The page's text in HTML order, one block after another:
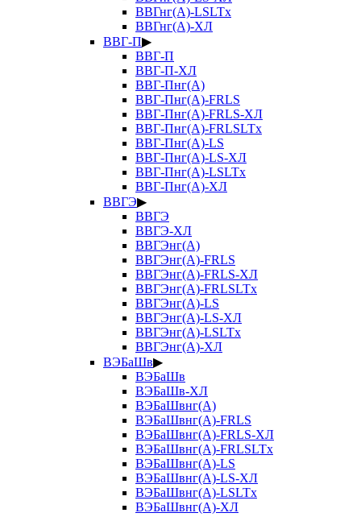
ВВГнг(А)-LSLTx
ВВГнг(А)-ХЛ
ВВГ-П▶
ВВГ-П
ВВГ-П-ХЛ
ВВГ-Пнг(А)
ВВГ-Пнг(А)-FRLS
ВВГ-Пнг(А)-FRLS-ХЛ
ВВГ-Пнг(А)-FRLSLTx
ВВГ-Пнг(А)-LS
ВВГ-Пнг(А)-LS-ХЛ
ВВГ-Пнг(А)-LSLTx
ВВГ-Пнг(А)-ХЛ
ВВГЭ▶
ВВГЭ
ВВГЭ-ХЛ
ВВГЭнг(А)
ВВГЭнг(А)-FRLS
ВВГЭнг(А)-FRLS-ХЛ
ВВГЭнг(А)-FRLSLTx
ВВГЭнг(А)-LS
ВВГЭнг(А)-LS-ХЛ
ВВГЭнг(А)-LSLTx
ВВГЭнг(А)-ХЛ
ВЭБаШв▶
ВЭБаШв
ВЭБаШв-ХЛ
ВЭБаШвнг(А)
ВЭБаШвнг(А)-FRLS
ВЭБаШвнг(А)-FRLS-ХЛ
ВЭБаШвнг(А)-FRLSLTx
ВЭБаШвнг(А)-LS
ВЭБаШвнг(А)-LS-ХЛ
ВЭБаШвнг(А)-LSLTx
ВЭБаШвнг(А)-ХЛ